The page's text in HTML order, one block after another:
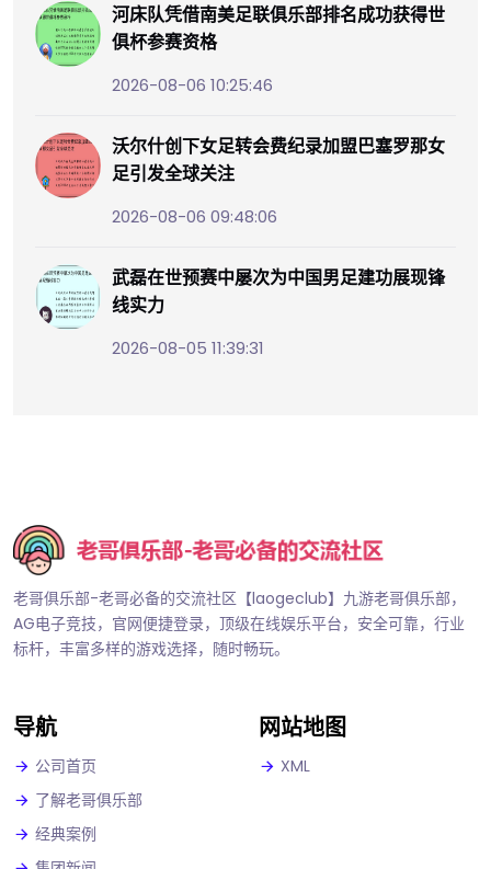
河床队凭借南美足联俱乐部排名成功获得世
俱杯参赛资格
2026-08-06 10:25:46
沃尔什创下女足转会费纪录加盟巴塞罗那女
足引发全球关注
2026-08-06 09:48:06
武磊在世预赛中屡次为中国男足建功展现锋
线实力
2026-08-05 11:39:31
老哥俱乐部-老哥必备的交流社区【laogeclub】九游老哥俱乐部，
AG电子竞技，官网便捷登录，顶级在线娱乐平台，安全可靠，行业
标杆，丰富多样的游戏选择，随时畅玩。
导航
公司首页
了解老哥俱乐部
经典案例
网站地图
XML